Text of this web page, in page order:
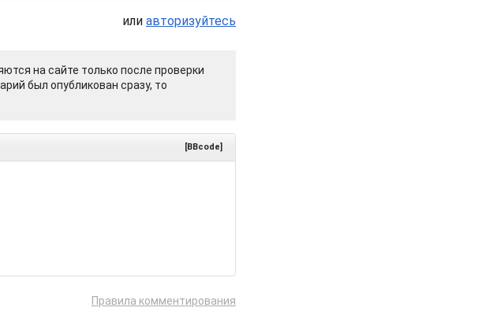
или авторизуйтесь
на сайте только после проверки
был опубликован сразу, то
[BBcode]
Правила комментирования